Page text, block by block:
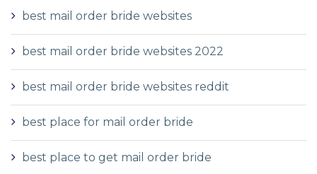
best mail order bride websites
best mail order bride websites 2022
best mail order bride websites reddit
best place for mail order bride
best place to get mail order bride